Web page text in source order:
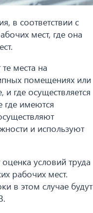
в соответствии с
мест, где она
места на
помещениях или
где осуществляется
где имеются
и используют
условий труда
рабочих мест.
в этом случае будут